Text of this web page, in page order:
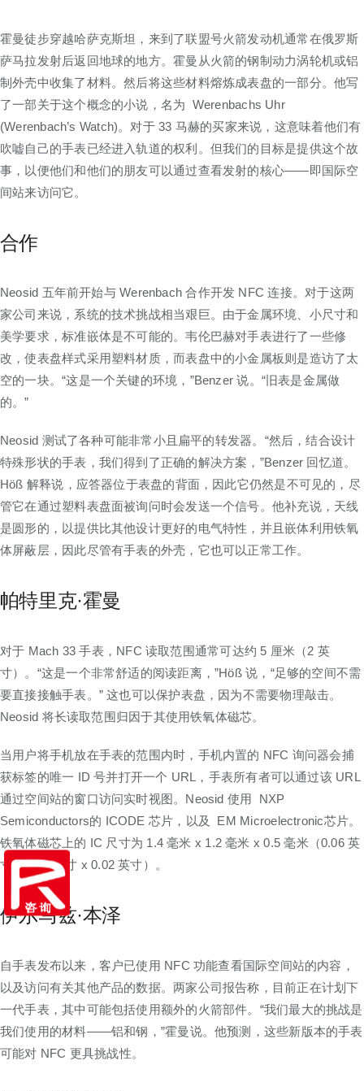
霍曼徒步穿越哈萨克斯坦，来到了联盟号火箭发动机通常在俄罗斯
萨马拉发射后返回地球的地方。霍曼从火箭的钢制动力涡轮机或铝
制外壳中收集了材料。然后将这些材料熔炼成表盘的一部分。他写
了一部关于这个概念的小说，名为 Werenbachs Uhr
(Werenbach’s Watch)。对于 33 马赫的买家来说，这意味着他们有
吹嘘自己的手表已经进入轨道的权利。但我们的目标是提供这个故
事，以便他们和他们的朋友可以通过查看发射的核心——即国际空
间站来访问它。
合作
Neosid 五年前开始与 Werenbach 合作开发 NFC 连接。对于这两
家公司来说，系统的技术挑战相当艰巨。由于金属环境、小尺寸和
美学要求，标准嵌体是不可能的。韦伦巴赫对手表进行了一些修
改，使表盘样式采用塑料材质，而表盘中的小金属板则是造访了太
空的一块。“这是一个关键的环境，”Benzer 说。“旧表是金属做
的。”
Neosid 测试了各种可能非常小且扁平的转发器。“然后，结合设计
特殊形状的手表，我们得到了正确的解决方案，”Benzer 回忆道。
Höß 解释说，应答器位于表盘的背面，因此它仍然是不可见的，尽
管它在通过塑料表盘面被询问时会发送一个信号。他补充说，天线
是圆形的，以提供比其他设计更好的电气特性，并且嵌体利用铁氧
体屏蔽层，因此尽管有手表的外壳，它也可以正常工作。
帕特里克·霍曼
对于 Mach 33 手表，NFC 读取范围通常可达约 5 厘米（2 英
寸）。“这是一个非常舒适的阅读距离，”Höß 说，“足够的空间不需
要直接接触手表。” 这也可以保护表盘，因为不需要物理敲击。
Neosid 将长读取范围归因于其使用铁氧体磁芯。
当用户将手机放在手表的范围内时，手机内置的 NFC 询问器会捕
获标签的唯一 ID 号并打开一个 URL，手表所有者可以通过该 URL
通过空间站的窗口访问实时视图。Neosid 使用 NXP
Semiconductors的 ICODE 芯片，以及 EM Microelectronic芯片。
铁氧体磁芯上的 IC 尺寸为 1.4 毫米 x 1.2 毫米 x 0.5 毫米（0.06 英
寸 x 0.05 英寸 x 0.02 英寸）。
伊尔马兹·本泽
自手表发布以来，客户已使用 NFC 功能查看国际空间站的内容，
以及访问有关其他产品的数据。两家公司报告称，目前正在计划下
一代手表，其中可能包括使用额外的火箭部件。“我们最大的挑战是
我们使用的材料——铝和钢，”霍曼说。他预测，这些新版本的手表
可能对 NFC 更具挑战性。